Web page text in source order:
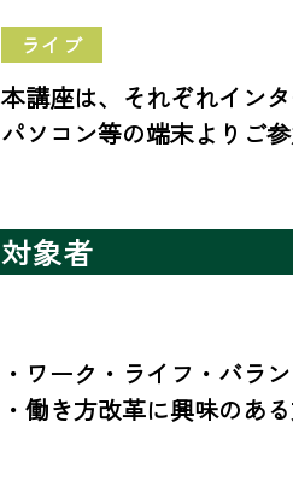
ライブ
本講座は、それぞれイン
パソコン等の端末よりご
対象者
・ワーク・ライフ・バラ
・働き方改革に興味のあ